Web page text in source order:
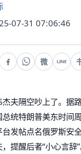
07-31 07:06:46
微 LINE
夫隔空吵上了。据
统特朗普美东时间
发帖点名俄罗斯安
提醒后者“小心言辞